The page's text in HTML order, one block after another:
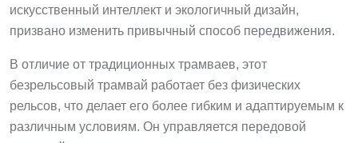
искусственный интеллект и экологичный дизайн,
призвано изменить привычный способ передвижения.
В отличие от традиционных трамваев, этот
безрельсовый трамвай работает без физических
рельсов, что делает его более гибким и адаптируемым к
различным условиям. Он управляется передовой